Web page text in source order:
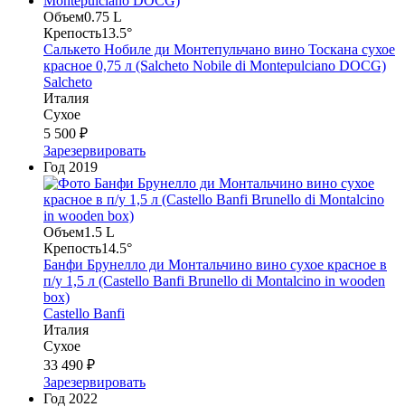
Объем0.75 L
Крепость13.5°
Салькето Нобиле ди Монтепульчано вино Тоскана сухое
красное 0,75 л (Salcheto Nobile di Montepulciano DOCG)
Salcheto
Италия
Сухое
5 500 ₽
Зарезервировать
Год 2019
Объем1.5 L
Крепость14.5°
Банфи Брунелло ди Монтальчино вино сухое красное в
п/у 1,5 л (Castello Banfi Brunello di Montalcino in wooden
box)
Castello Banfi
Италия
Сухое
33 490 ₽
Зарезервировать
Год 2022